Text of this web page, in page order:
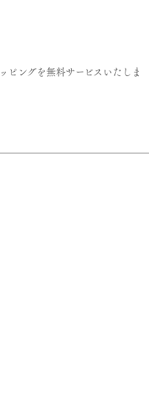
ピングを無料サービスいたしま